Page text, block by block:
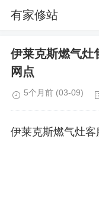
有家修站
伊莱克斯燃气灶
网点
5个月前 (03-09)
伊莱克斯燃气灶